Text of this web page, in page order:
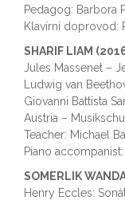
Pedagog: Barbora
Klavírní doprovod:
SHARIF LIAM
Jules Massenet –
Ludwig van
Giovanni Battista
Austria –
Teacher: Michael
Piano
SOMERLIK
Henry Eccles: